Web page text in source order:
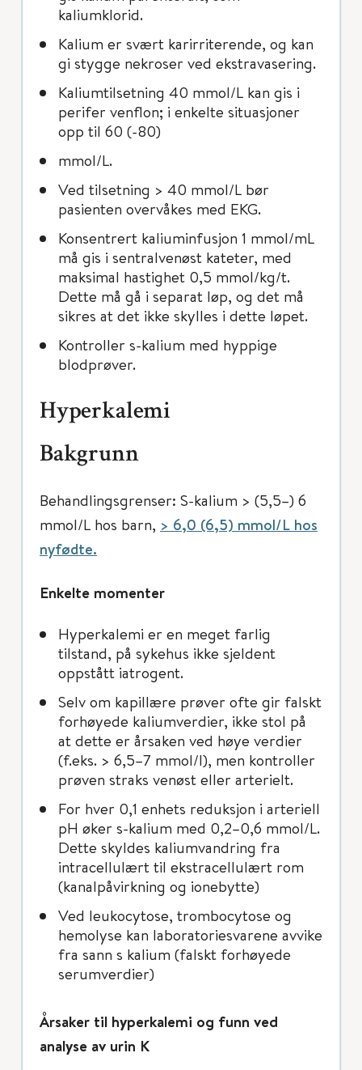
kaliumklorid.
Kalium er svært karirriterende, og kan
gi stygge nekroser ved ekstravasering.
Kaliumtilsetning 40 mmol/L kan gis i
perifer venflon; i enkelte situasjoner
opp til 60 (-80)
mmol/L.
Ved tilsetning > 40 mmol/L bør
pasienten overvåkes med EKG.
Konsentrert kaliuminfusjon 1 mmol/mL
må gis i sentralvenøst kateter, med
maksimal hastighet 0,5 mmol/kg/t.
Dette må gå i separat løp, og det må
sikres at det ikke skylles i dette løpet.
Kontroller s-kalium med hyppige
blodprøver.
Hyperkalemi
Bakgrunn
Behandlingsgrenser: S-kalium > (5,5–) 6
mmol/L hos barn, > 6,0 (6,5) mmol/L hos
nyfødte.
Enkelte momenter
Hyperkalemi er en meget farlig
tilstand, på sykehus ikke sjeldent
oppstått iatrogent.
Selv om kapillære prøver ofte gir falskt
forhøyede kaliumverdier, ikke stol på
at dette er årsaken ved høye verdier
(f.eks. > 6,5–7 mmol/l), men kontroller
prøven straks venøst eller arterielt.
For hver 0,1 enhets reduksjon i arteriell
pH øker s-kalium med 0,2–0,6 mmol/L.
Dette skyldes kaliumvandring fra
intracellulært til ekstracellulært rom
(kanalpåvirkning og ionebytte)
Ved leukocytose, trombocytose og
hemolyse kan laboratoriesvarene avvike
fra sann s kalium (falskt forhøyede
serumverdier)
Årsaker til hyperkalemi og funn ved
analyse av urin K